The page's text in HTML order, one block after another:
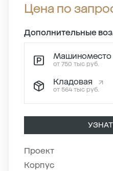
Цена по
Дополнительные
Машиноместо
от 750 тыс руб.
Кладовая
от 564 тыс руб.
Проект
Корпус